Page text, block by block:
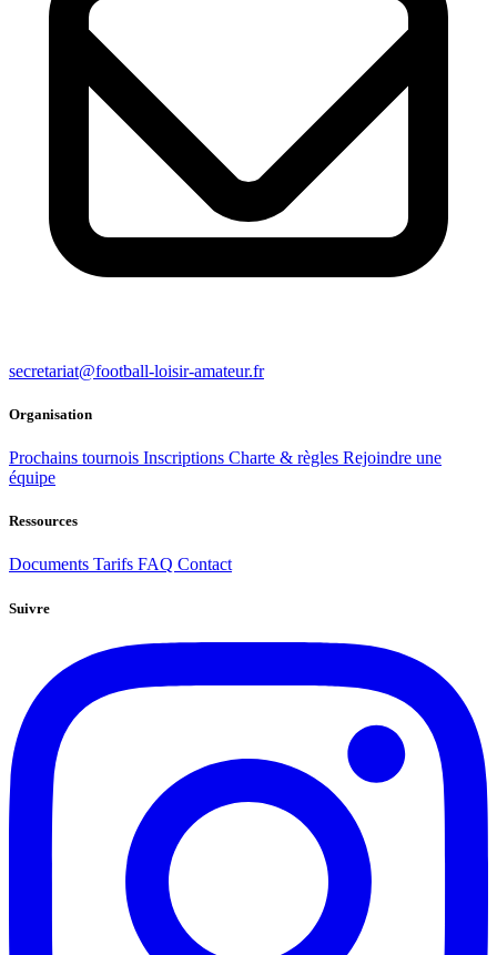
secretariat@football-loisir-amateur.fr
Organisation
Prochains tournois Inscriptions Charte & règles Rejoindre une
équipe
Ressources
Documents Tarifs FAQ Contact
Suivre